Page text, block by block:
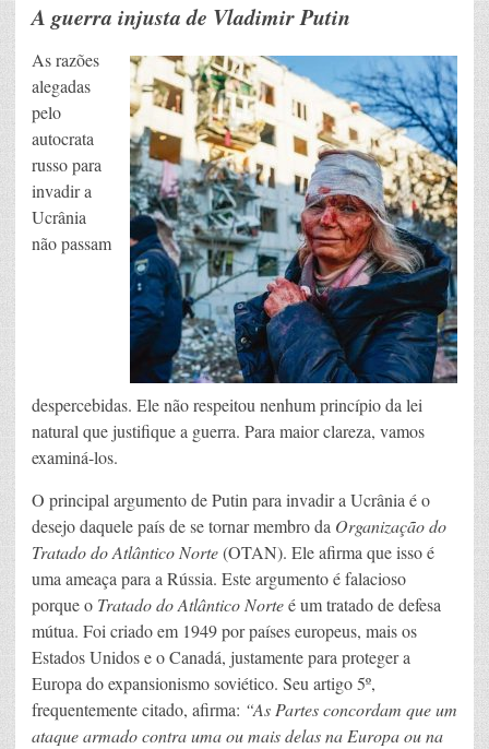
A guerra injusta de Vladimir Putin
As razões
alegadas
pelo
autocrata
russo para
invadir a
Ucrânia
não passam
despercebidas. Ele não respeitou nenhum princípio da lei
natural que justifique a guerra. Para maior clareza, vamos
examiná-los.
O principal argumento de Putin para invadir a Ucrânia é o
desejo daquele país de se tornar membro da Organização do
Tratado do Atlântico Norte(OTAN). Ele afirma que isso é
uma ameaça para a Rússia. Este argumento é falacioso
porque o Tratado do Atlântico Norteé um tratado de defesa
mútua. Foi criado em 1949 por países europeus, mais os
Estados Unidos e o Canadá, justamente para proteger a
Europa do expansionismo soviético. Seu artigo 5º,
frequentemente citado, afirma: “As Partes concordam que um
ataque armado contra uma ou mais delas na Europa ou na